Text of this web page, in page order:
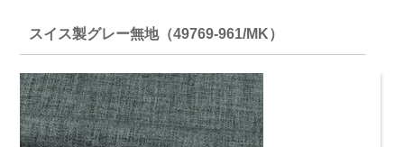
スイス製グレー無地（49769-961/MK）